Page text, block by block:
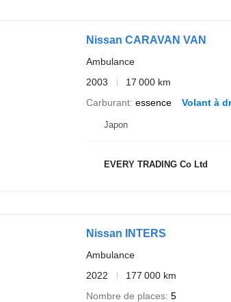
Nissan CARAVAN VAN
Ambulance
2003
17 000 km
Carburant essence Volant à
Japon
EVERY TRADING Co Ltd
Nissan INTERS
Ambulance
2022
177 000 km
Nombre de places 5